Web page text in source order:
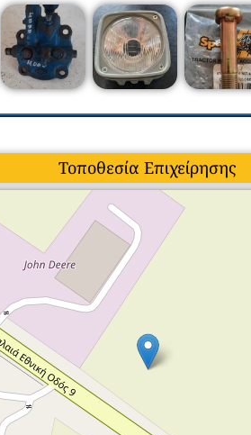
Τοποθεσία Επιχείρησης